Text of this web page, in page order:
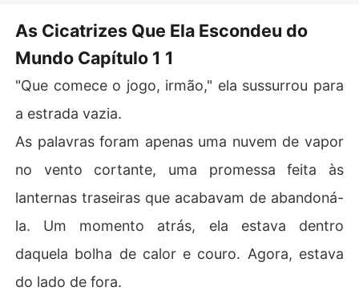
Para os pais e o irmão, Alvorada era apenas a viciada q
e precisava ser consertada.
sia, o irmão zombou, perguntando se ela havia aprendid
o a fazer cestas na reabilitação.
Alvorada não gritou. Ela apenas levantou a manga do su
éter velho que pendia em seu corpo esquelético.
O que a família viu não foram marcas de agulhas de víci
o, mas um mapa de tortura: crateras roxas de cigarros
As Cicatrizes Que Ela Escondeu do
Mundo Capítulo 1 1
"Que comece o jogo, irmão," ela sussurrou para
a estrada vazia.
As palavras foram apenas uma nuvem de vapor
no vento cortante, uma promessa feita às
lanternas traseiras que acabavam de abandoná-
la. Um momento atrás, ela estava dentro
daquela bolha de calor e couro. Agora, estava
do lado de fora.